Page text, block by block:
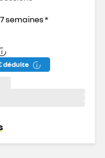
semaines *
déduite